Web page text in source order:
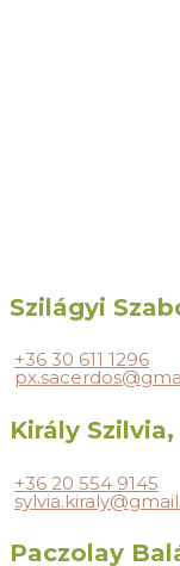
Szilágyi
+36 30 611 1296
Király
+36 20 554 9145
Paczolay